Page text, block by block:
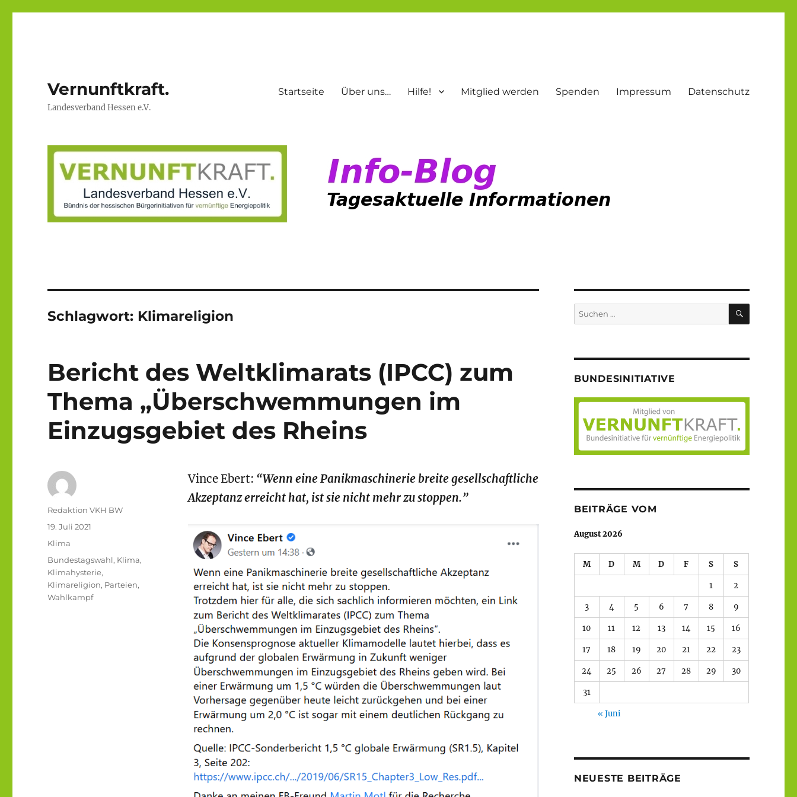
Vernunftkraft.
Landesverband Hessen e.V.
Startseite Über uns… Hilfe! Mitglied werden Spenden Impressum Datenschutz
Schlagwort: Klimareligion
Bericht des Weltklimarats (IPCC) zum
Thema „Überschwemmungen im
Einzugsgebiet des Rheins
Vince Ebert: “Wenn eine Panikmaschinerie breite gesellschaftliche
Akzeptanz erreicht hat, ist sie nicht mehr zu stoppen.”
Autor
Redaktion VKH BW
Veröffentlicht
am
19. Juli 2021
Kategorien
Klima
Schlagwörter
Bundestagswahl, Klima,
Klimahysterie,
Klimareligion, Parteien,
Wahlkampf
Suche
nach:
SUCHEN
BUNDESINITIATIVE
BEITRÄGE VOM
August 2026
M D M D F S S
1 2
3 4 5 6 7 8 9
10 11 12 13 14 15 16
17 18 19 20 21 22 23
24 25 26 27 28 29 30
31
« Juni
NEUESTE BEITRÄGE